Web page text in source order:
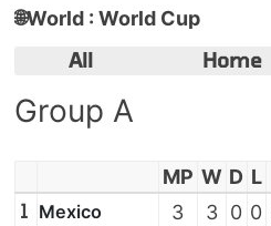
🌐World : World Cup
All Home
Group A
MP W D L
1 Mexico 3 3 0 0